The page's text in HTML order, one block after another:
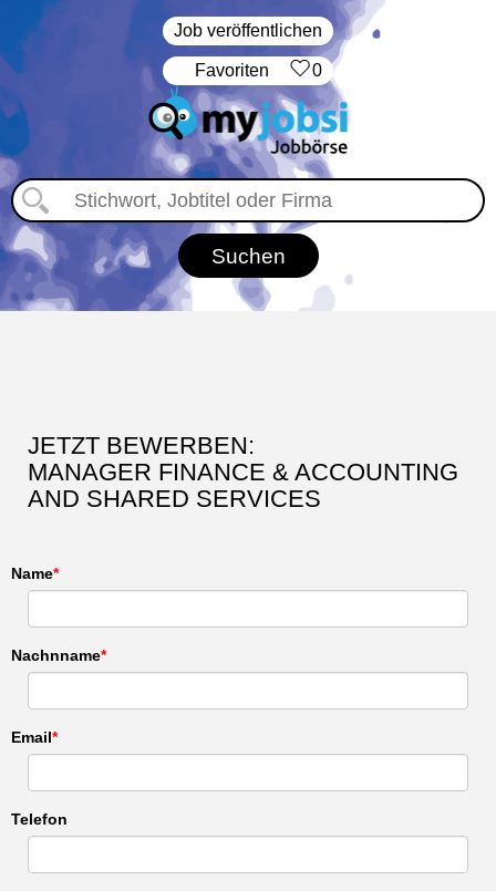
Job veröffentlichen
‏Favoriten 0
JETZT BEWERBEN:
MANAGER FINANCE & ACCOUNTING
AND SHARED SERVICES
Name
Nachnname
Email
Telefon